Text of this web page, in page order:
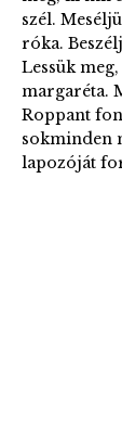
szél.
róka.
Lessük
margaréta.
Roppant
sokminden
lapozóját